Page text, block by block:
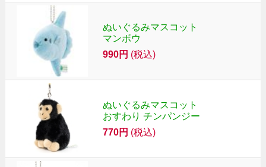
ぬいぐるみマスコット
マンボウ
990円 (税込)
ぬいぐるみマスコット
おすわり チンパンジー
770円 (税込)